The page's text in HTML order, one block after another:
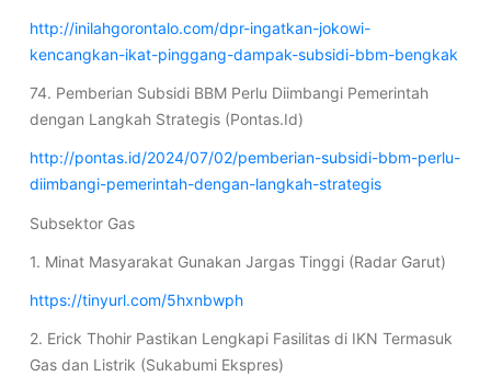
http://inilahgorontalo.com/dpr-ingatkan-jokowi-
kencangkan-ikat-pinggang-dampak-subsidi-bbm-bengkak
74. Pemberian Subsidi BBM Perlu Diimbangi Pemerintah
dengan Langkah Strategis (Pontas.Id)
http://pontas.id/2024/07/02/pemberian-subsidi-bbm-perlu-
diimbangi-pemerintah-dengan-langkah-strategis
Subsektor Gas
1. Minat Masyarakat Gunakan Jargas Tinggi (Radar Garut)
https://tinyurl.com/5hxnbwph
2. Erick Thohir Pastikan Lengkapi Fasilitas di IKN Termasuk
Gas dan Listrik (Sukabumi Ekspres)